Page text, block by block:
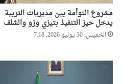
والي وهران يأمر برفع الجاهزية
تحسبا للتقلبات الجوية مع تكثيف
المتابعات الميدانية حفاظا على
وهران: مديرية الشؤون الدينية
وسونلغاز تنشران ثقافة ترشيد
مشروع التوأمة بين مديريات التربية
يدخل حيز التنفيذ بتيزي وزو والشلف
الخميس, 30 يوليو 2026, 7:18